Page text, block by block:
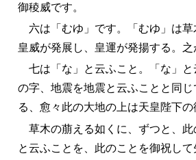
御稜威です。
六は「むゆ」です。「むゆ」は草
皇威が発展し、皇運が発揚する。之
七は「な」と云ふこと。「な」と
の字、地震を地震と云ふことと同
る、愈々此の大地の上は天皇陛下の
草木の萠える如くに、ずつと、此
と云ふことを、此のことを御祝し